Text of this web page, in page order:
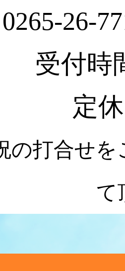
26-
受付時
定
の打合せを
て